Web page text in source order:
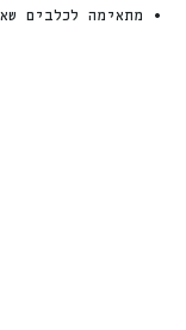
• מתאימה לכלבים